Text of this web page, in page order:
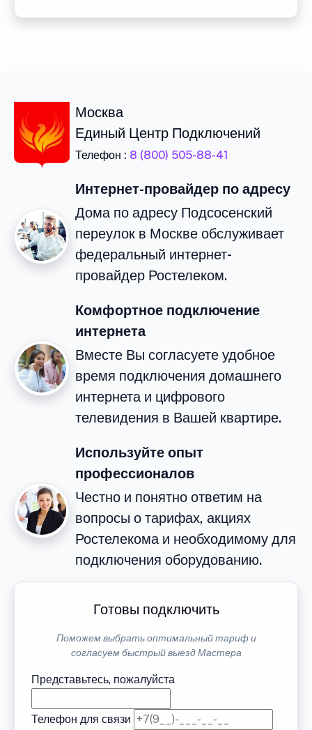
Москва
Единый Центр Подключений
Телефон : 8 (800) 505-88-41
Интернет-провайдер по адресу
Дома по адресу Подсосенский
переулок в Москве обслуживает
федеральный интернет-
провайдер Ростелеком.
Комфортное подключение
интернета
Вместе Вы согласуете удобное
время подключения домашнего
интернета и цифрового
телевидения в Вашей квартире.
Используйте опыт
профессионалов
Честно и понятно ответим на
вопросы о тарифах, акциях
Ростелекома и необходимому для
подключения оборудованию.
Готовы подключить
Поможем выбрать оптимальный тариф и
согласуем быстрый выезд Мастера
Представьтесь, пожалуйста
Телефон для связи